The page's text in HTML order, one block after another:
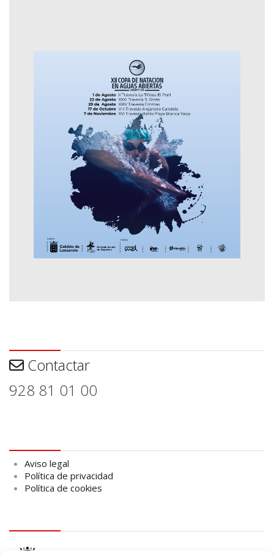
Contactar
928 81 01 00
Aviso legal
Política de privacidad
Política de cookies